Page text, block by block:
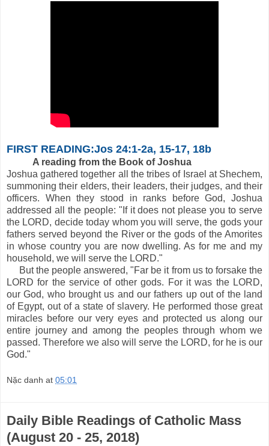
FIRST READING:Jos 24:1-2a, 15-17, 18b
A reading from the Book of Joshua
Joshua gathered together all the tribes of Israel at Shechem,
summoning their elders, their leaders, their judges, and their
officers. When they stood in ranks before God, Joshua
addressed all the people: "If it does not please you to serve
the LORD, decide today whom you will serve, the gods your
fathers served beyond the River or the gods of the Amorites
in whose country you are now dwelling. As for me and my
household, we will serve the LORD."
But the people answered, "Far be it from us to forsake the
LORD for the service of other gods. For it was the LORD,
our God, who brought us and our fathers up out of the land
of Egypt, out of a state of slavery. He performed those great
miracles before our very eyes and protected us along our
entire journey and among the peoples through whom we
passed. Therefore we also will serve the LORD, for he is our
God."
Nặc danh at 05:01
Daily Bible Readings of Catholic Mass
(August 20 - 25, 2018)